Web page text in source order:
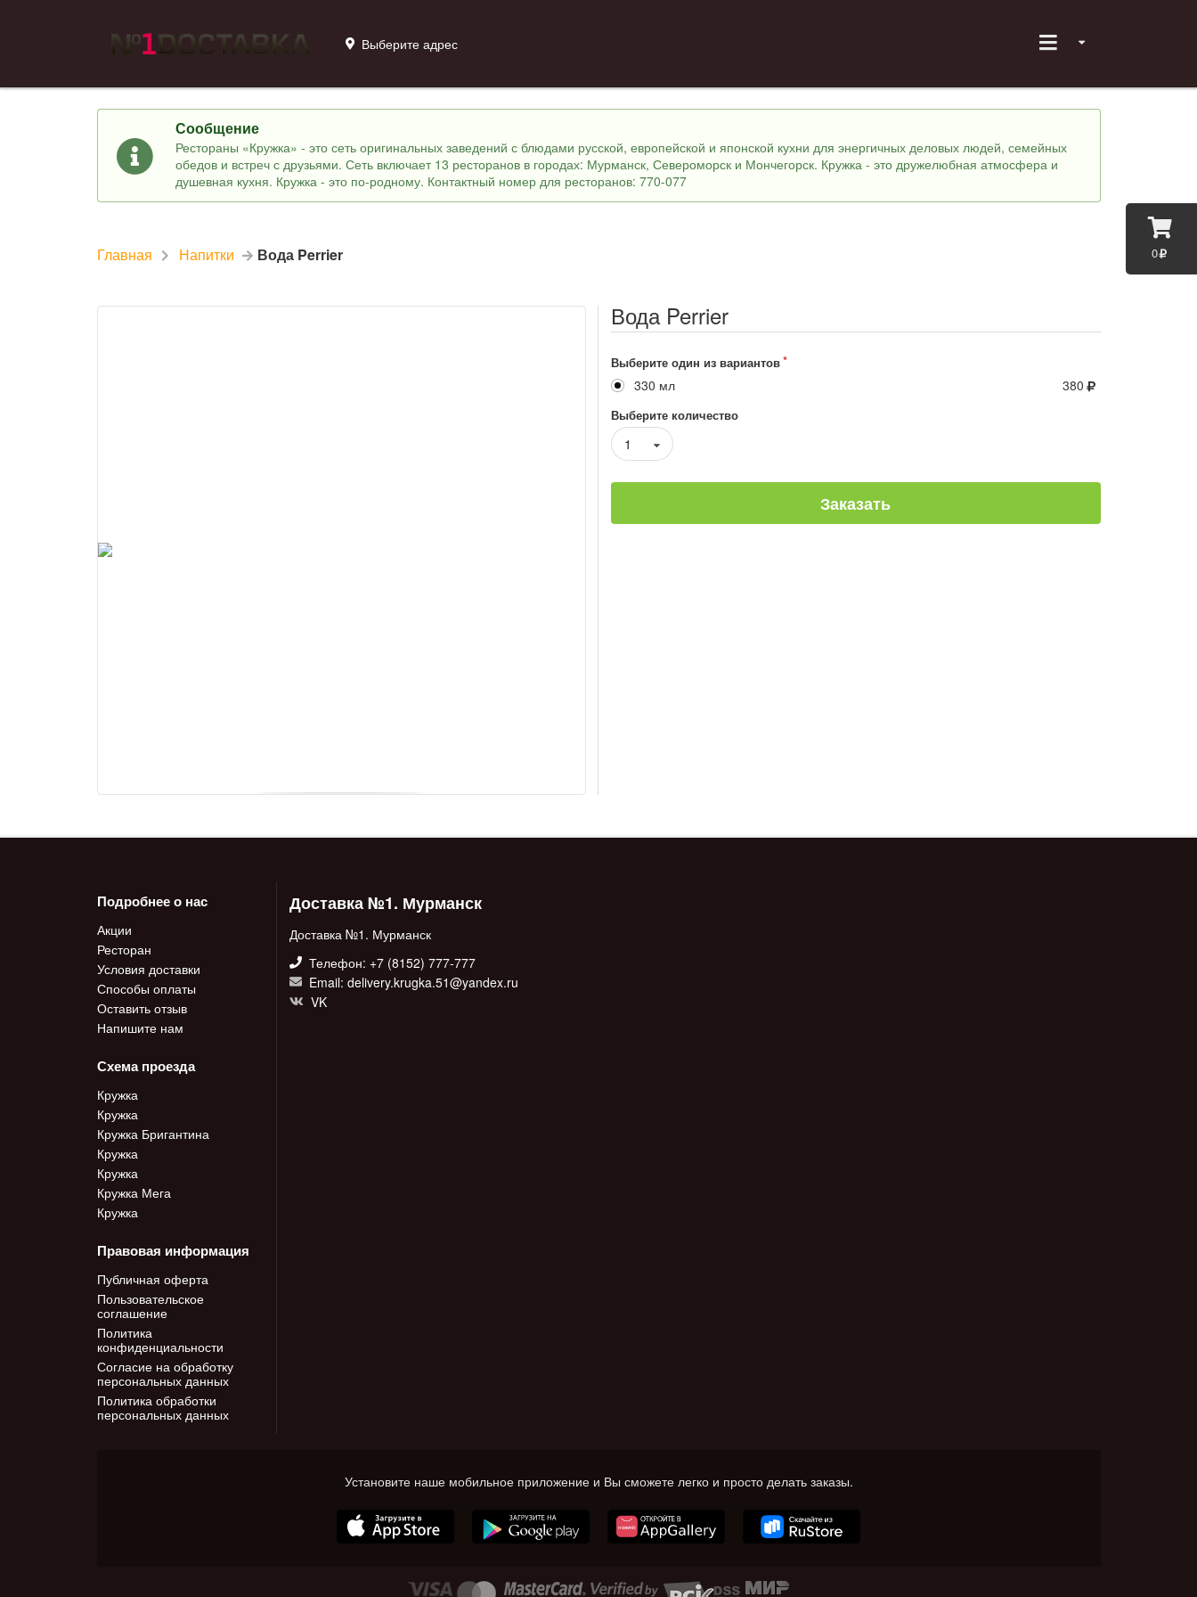
0
Выберите адрес
Сообщение
Рестораны «Кружка» - это сеть оригинальных заведений с блюдами русской, европейской и японской кухни для энергичных деловых людей, семейных
обедов и встреч с друзьями. Сеть включает 13 ресторанов в городах: Мурманск, Североморск и Мончегорск. Кружка - это дружелюбная атмосфера и
душевная кухня. Кружка - это по-родному. Контактный номер для ресторанов: 770-077
Главная Напитки Вода Perrier
Вода Perrier
Выберите один из вариантов
330 мл 380
Выберите количество
1
Заказать
Подробнее о нас
Акции
Ресторан
Условия доставки
Способы оплаты
Оставить отзыв
Напишите нам
Схема проезда
Кружка
Кружка
Кружка Бригантина
Кружка
Кружка
Кружка Мега
Кружка
Правовая информация
Публичная оферта
Пользовательское
соглашение
Политика
конфиденциальности
Согласие на обработку
персональных данных
Политика обработки
персональных данных
Доставка №1. Мурманск
Доставка №1. Мурманск
Телефон: +7 (8152) 777-777
Email: delivery.krugka.51@yandex.ru
VK
Установите наше мобильное приложение и Вы сможете легко и просто делать заказы.